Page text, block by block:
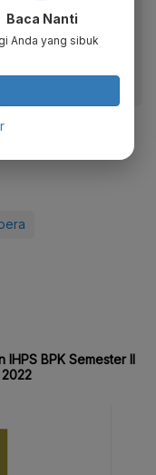
dan nikmati
Katadata.
Baca Nanti
Anda yang sibuk